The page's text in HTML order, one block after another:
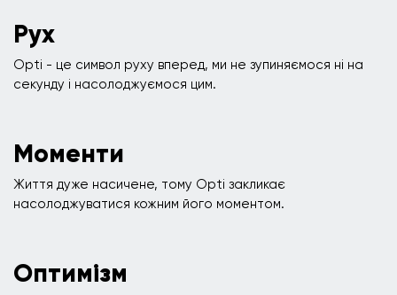
Рух
Opti - це символ руху вперед, ми не зупиняємося ні на
секунду і насолоджуємося цим.
Моменти
Життя дуже насичене, тому Opti закликає
насолоджуватися кожним його моментом.
Оптимізм